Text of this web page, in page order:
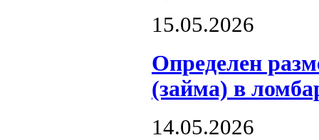
15.05.2026
Определен
(займа) в
14.05.2026